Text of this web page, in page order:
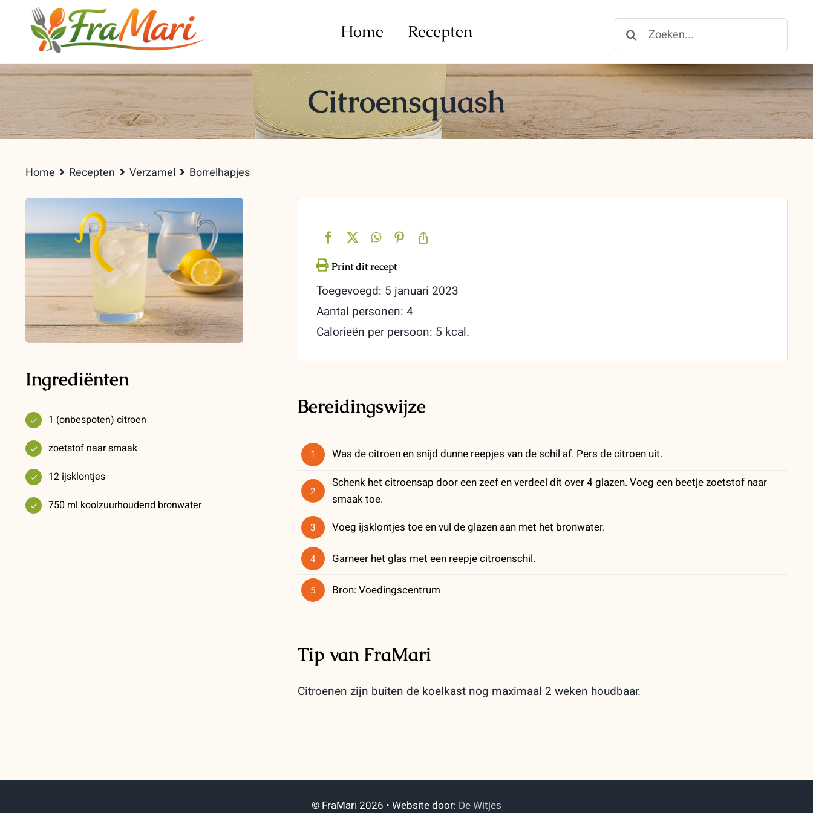
Home Recepten
for:
Citroensquash
Home Recepten Verzamel Borrelhapjes
Ingrediënten
1 (onbespoten) citroen
zoetstof naar smaak
12 ijsklontjes
750 ml koolzuurhoudend bronwater
Toegevoegd: 5 januari 2023
Aantal personen: 4
Calorieën per persoon: 5 kcal.
Bereidingswijze
1 Was de citroen en snijd dunne reepjes van de schil af. Pers de citroen uit.
2
Schenk het citroensap door een zeef en verdeel dit over 4 glazen. Voeg een beetje zoetstof naar
smaak toe.
3 Voeg ijsklontjes toe en vul de glazen aan met het bronwater.
4 Garneer het glas met een reepje citroenschil.
5 Bron: Voedingscentrum
Tip van FraMari
Citroenen zijn buiten de koelkast nog maximaal 2 weken houdbaar.
© FraMari 2026 • Website door: De Witjes